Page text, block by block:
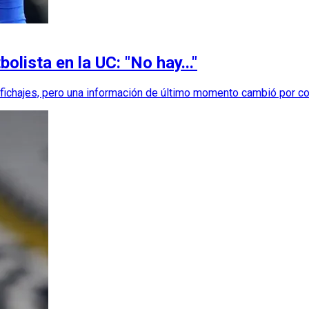
en la UC: "No hay..."
pero una información de último momento cambió por